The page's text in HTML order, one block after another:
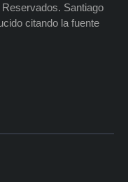
Santiago
citando la fuente